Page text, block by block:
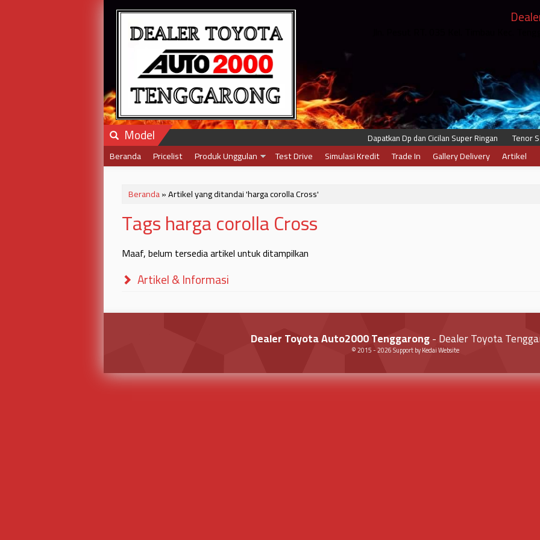
Dapatkan Dp dan Cicilan Super Ringan Tenor
Model
Beranda Pricelist Produk Unggulan Test Drive Simulasi Kredit Trade In Gallery Delivery Artikel
Beranda»Artikel yang ditandai 'harga corolla Cross'
Tags harga corolla Cross
Maaf, belum tersedia artikel untuk ditampilkan
Artikel & Informasi
Dealer Toyota Auto2000 Tenggarong- Dealer Toyota
© 2015 -2026Support byKedai Website